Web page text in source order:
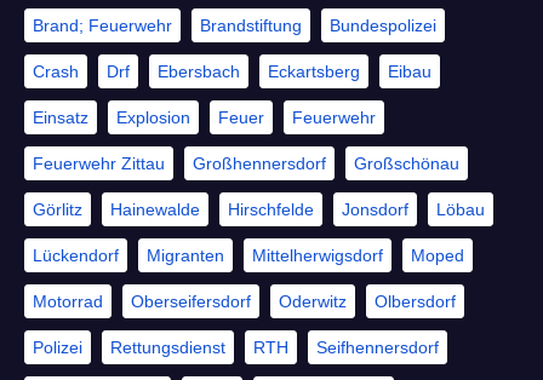
Brand; Feuerwehr Brandstiftung Bundespolizei
Crash Drf Ebersbach Eckartsberg Eibau
Einsatz Explosion Feuer Feuerwehr
Feuerwehr Zittau Großhennersdorf Großschönau
Görlitz Hainewalde Hirschfelde Jonsdorf Löbau
Lückendorf Migranten Mittelherwigsdorf Moped
Motorrad Oberseifersdorf Oderwitz Olbersdorf
Polizei Rettungsdienst RTH Seifhennersdorf